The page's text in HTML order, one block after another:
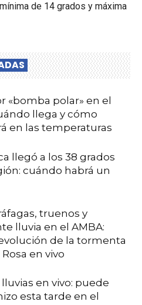
de 14 grados y máxima
«bomba polar» en el
llega y cómo
en las temperaturas
llegó a los 38 grados
cuándo habrá un
truenos y
lluvia en el AMBA:
de la tormenta
en vivo
en vivo: puede
esta tarde en el